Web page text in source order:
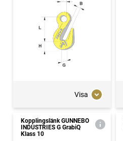
Visa
Kopplingslänk GUNNEBO
INDUSTRIES G GrabiQ
Klass 10